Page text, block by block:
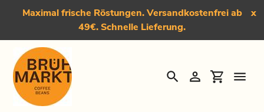
Direkt
Maximal frische Röstungen. Versandkostenfrei ab
49€. Schnelle Lieferung.
x
SuchenEinloggen
Startseite › T-Shirt "#Olsiesons"